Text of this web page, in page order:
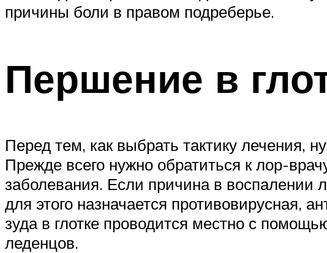
причины боли в правом подреберье.
Першение в
Перед тем, как выбрать тактику лечения,
Прежде всего нужно обратиться к лор-
заболевания. Если причина в воспалении
для этого назначается противовирусная,
зуда в глотке проводится местно с
леденцов.